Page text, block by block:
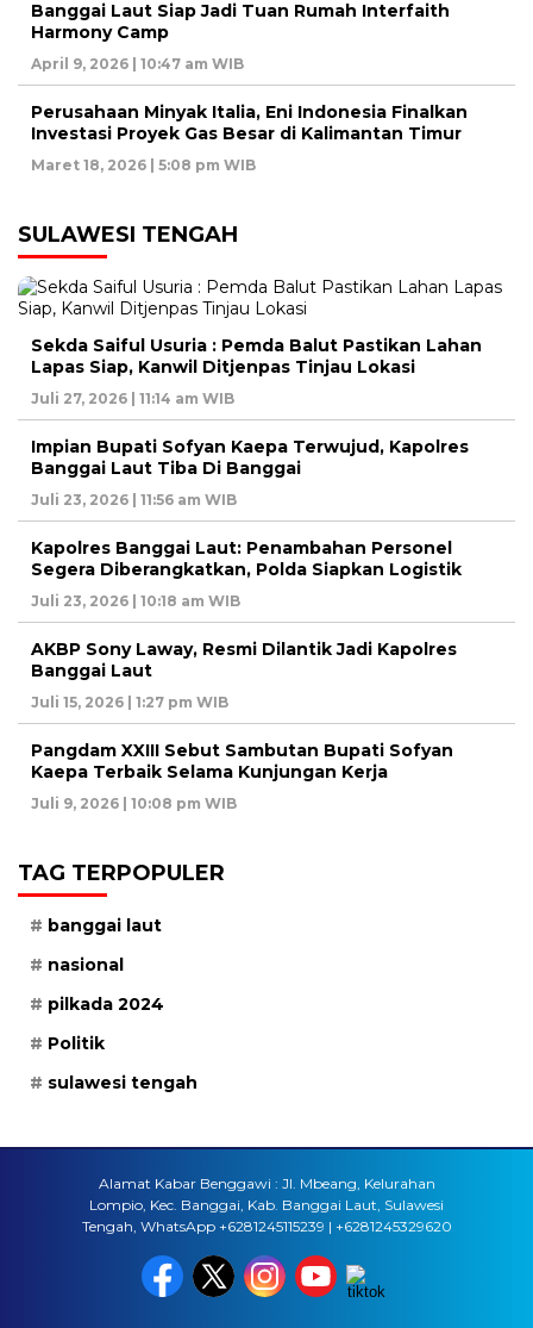
Banggai Laut Siap Jadi Tuan Rumah Interfaith
Harmony Camp
April 9, 2026 | 10:47 am WIB
Perusahaan Minyak Italia, Eni Indonesia Finalkan
Investasi Proyek Gas Besar di Kalimantan Timur
Maret 18, 2026 | 5:08 pm WIB
SULAWESI TENGAH
Sekda Saiful Usuria : Pemda Balut Pastikan Lahan
Lapas Siap, Kanwil Ditjenpas Tinjau Lokasi
Juli 27, 2026 | 11:14 am WIB
Impian Bupati Sofyan Kaepa Terwujud, Kapolres
Banggai Laut Tiba Di Banggai
Juli 23, 2026 | 11:56 am WIB
Kapolres Banggai Laut: Penambahan Personel
Segera Diberangkatkan, Polda Siapkan Logistik
Juli 23, 2026 | 10:18 am WIB
AKBP Sony Laway, Resmi Dilantik Jadi Kapolres
Banggai Laut
Juli 15, 2026 | 1:27 pm WIB
Pangdam XXIII Sebut Sambutan Bupati Sofyan
Kaepa Terbaik Selama Kunjungan Kerja
Juli 9, 2026 | 10:08 pm WIB
TAG TERPOPULER
banggai laut
nasional
pilkada 2024
Politik
sulawesi tengah
Alamat Kabar Benggawi : Jl. Mbeang, Kelurahan
Lompio, Kec. Banggai, Kab. Banggai Laut, Sulawesi
Tengah, WhatsApp +6281245115239 | +6281245329620